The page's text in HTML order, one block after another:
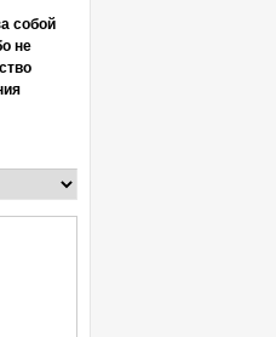
собой
не